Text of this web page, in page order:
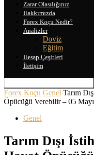
Zarar Olasılığınız
Hakkımızda
Forex Koçu Nedir?
Analizler
Doviz
Eğitim
Hesap Çeşitleri
İletişim
Forex Koçu Genel Tarım
Öpücüğü Verebilir – 05
Genel
Tarım Dışı